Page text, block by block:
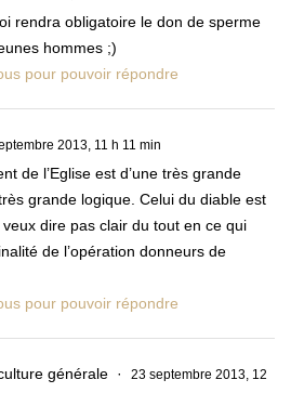
rendra obligatoire le don de sperme
hommes ;)
pour pouvoir répondre
2013, 11 h 11 min
de l’Eglise est d’une très grande
grande logique. Celui du diable est
dire pas clair du tout en ce qui
de l’opération donneurs de
pour pouvoir répondre
générale
23 septembre 2013, 12